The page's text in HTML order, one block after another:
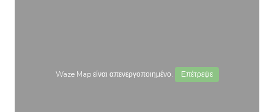
Waze Map είναι απενεργοποιημένο. Επέτρεψε